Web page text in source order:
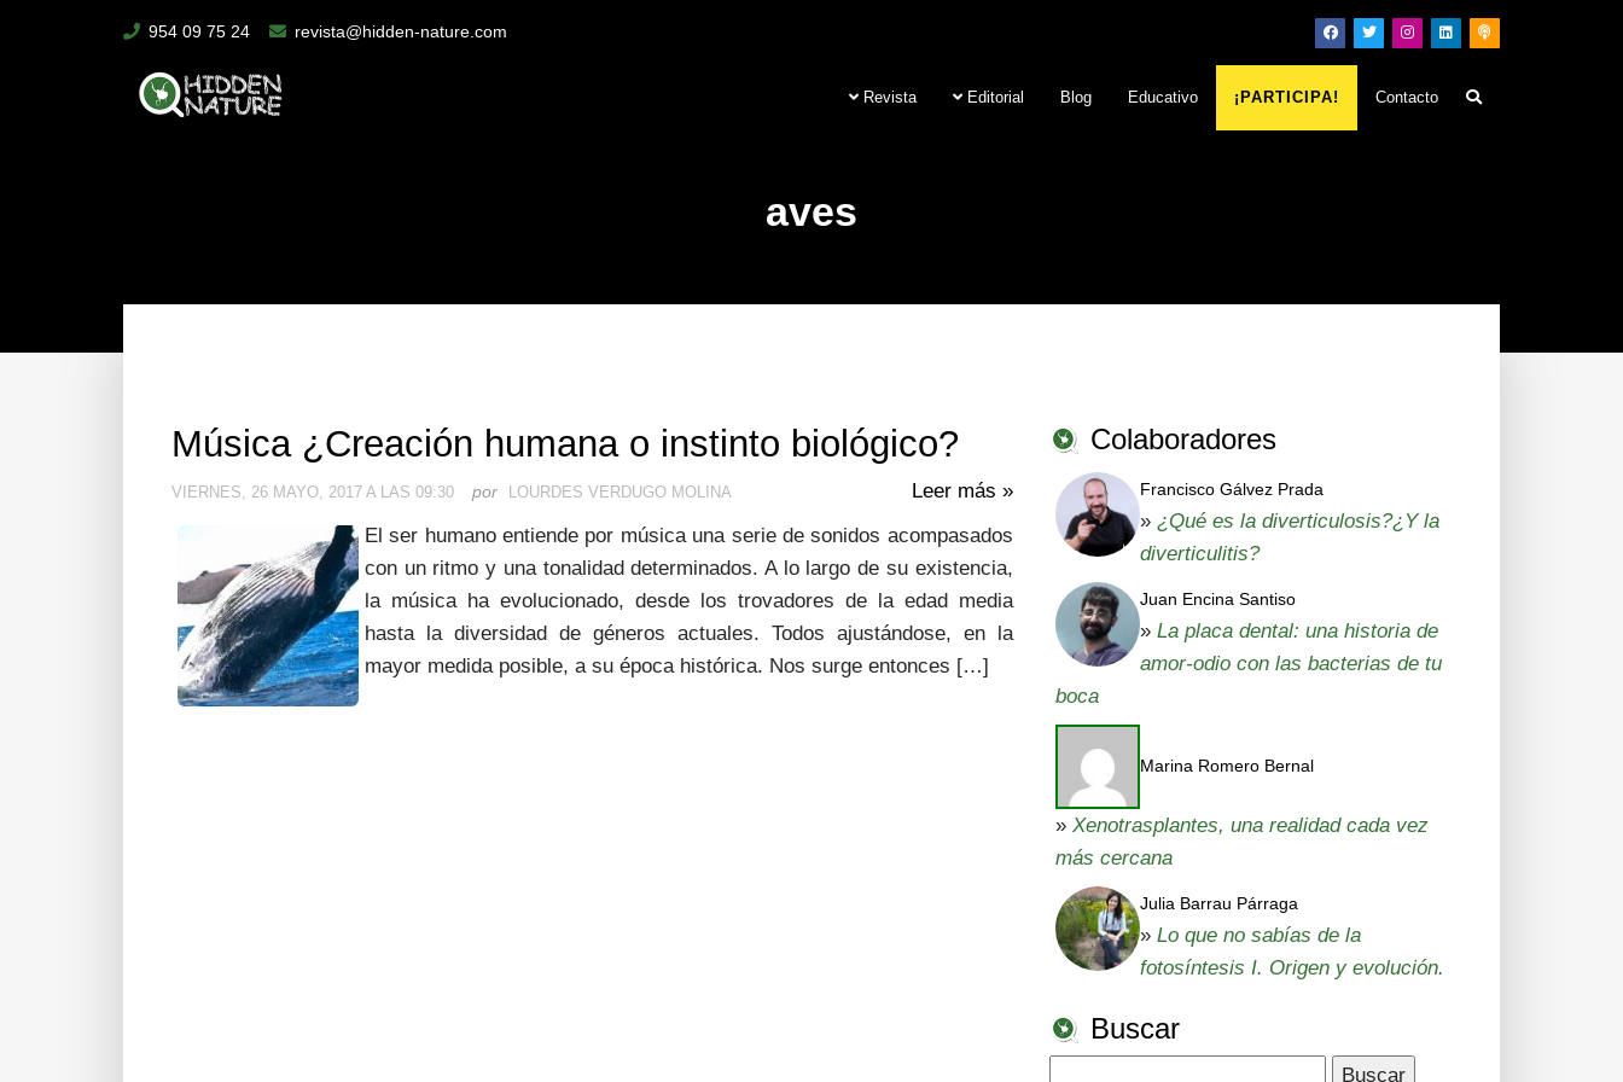
954 09 75 24 revista@hidden-nature.com
Revista Editorial Blog Educativo ¡PARTICIPA! Contacto
aves
Música ¿Creación humana o instinto biológico?
Leer más »
VIERNES, 26 MAYO, 2017 A LAS 09:30 por LOURDES VERDUGO MOLINA
El ser humano entiende por música una serie de sonidos acompasados
con un ritmo y una tonalidad determinados. A lo largo de su existencia,
la música ha evolucionado, desde los trovadores de la edad media
hasta la diversidad de géneros actuales. Todos ajustándose, en la
mayor medida posible, a su época histórica. Nos surge entonces […]
Colaboradores
Francisco Gálvez Prada
» ¿Qué es la diverticulosis?¿Y la
diverticulitis?
Juan Encina Santiso
» La placa dental: una historia de
amor-odio con las bacterias de tu
boca
Marina Romero Bernal
» Xenotrasplantes, una realidad cada vez
más cercana
Julia Barrau Párraga
» Lo que no sabías de la
fotosíntesis I. Origen y evolución.
Buscar